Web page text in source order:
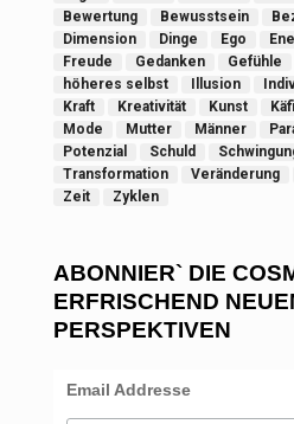
Bewertung
Bewusstsein
Dimension
Dinge Ego
Freude
Gedanken Gefühle
höheres selbst
Illusion
Kraft
Kreativität Kunst
Mode
Mutter Männer
Potenzial
Schuld
Transformation
Veränderung
Zeit
Zyklen
ABONNIER` DIE
ERFRISCHEND
PERSPEKTIVEN
Email Addresse